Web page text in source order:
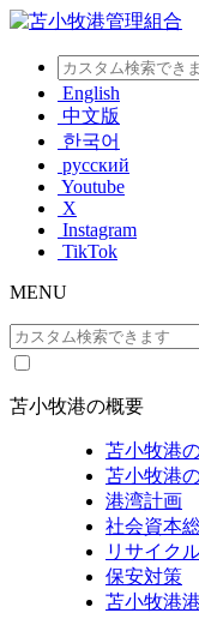
English
中文版
한국어
русский
Youtube
X
Instagram
TikTok
MENU
苫小牧港の概要
苫小牧港
苫小牧港
港湾計画
社会資本
リサイク
保安対策
苫小牧港